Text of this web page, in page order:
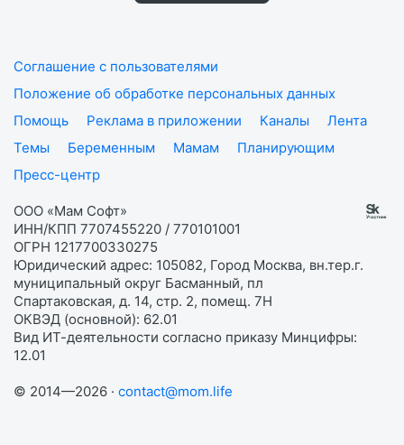
Соглашение с пользователями
Положение об обработке персональных данных
Помощь
Реклама в приложении Каналы
Лента
Темы
Беременным Мамам
Планирующим
Пресс-центр
ООО «Мам Софт»
ИНН/КПП 7707455220 / 770101001
ОГРН 1217700330275
Юридический адрес: 105082, Город Москва, вн.тер.г.
муниципальный округ Басманный, пл
Спартаковская, д. 14, стр. 2, помещ. 7Н
ОКВЭД (основной): 62.01
Вид ИТ-деятельности согласно приказу Минцифры:
12.01
© 2014—2026 · contact@mom.life